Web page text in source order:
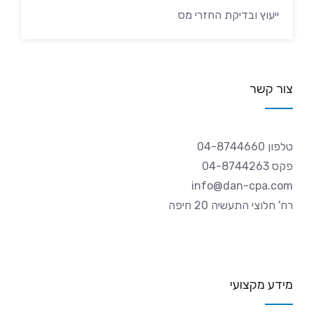
ייעוץ ובדיקת החזרי מס
צור קשר
טלפון 04-8744660
פקס 04-8744263
info@dan-cpa.com
רח' חלוצי התעשיה 20 חיפה
מידע מקצועי